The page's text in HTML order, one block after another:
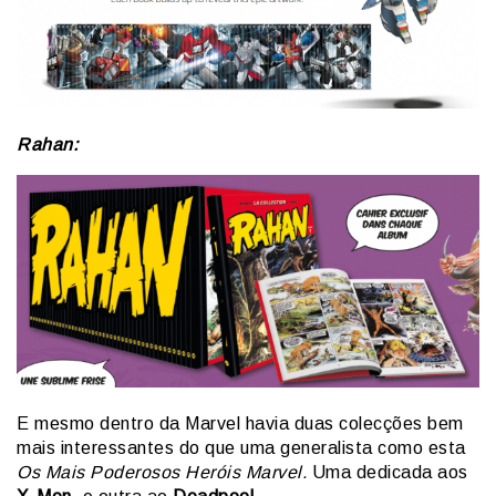
Rahan:
E mesmo dentro da Marvel havia duas colecções bem
mais interessantes do que uma generalista como esta
Os Mais Poderosos Heróis Marvel. Uma dedicada aos